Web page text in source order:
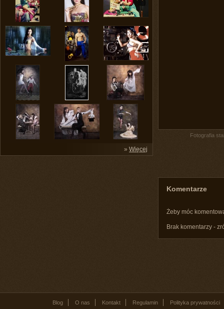
» Więcej
Fotografia
Komentarze
Żeby móc
Brak komentarzy -
Blog O nas Kontakt Regulamin Polityka prywatności